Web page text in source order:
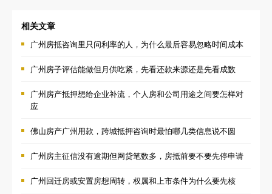
相关文章
广州房抵咨询里只问利率的人，为什么最后容易忽略时间成本
广州房子评估能做但月供吃紧，先看还款来源还是先看成数
广州房产抵押想给企业补流，个人房和公司用途之间要怎样对
应
佛山房产广州用款，跨城抵押咨询时最怕哪几类信息说不圆
广州房主征信没有逾期但网贷笔数多，房抵前要不要先停申请
广州回迁房或安置房想周转，权属和上市条件为什么要先核